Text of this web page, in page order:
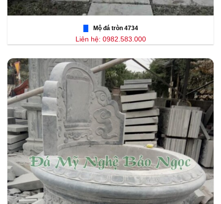
Mộ đá tròn 4734
Liên hệ: 0982.583.000